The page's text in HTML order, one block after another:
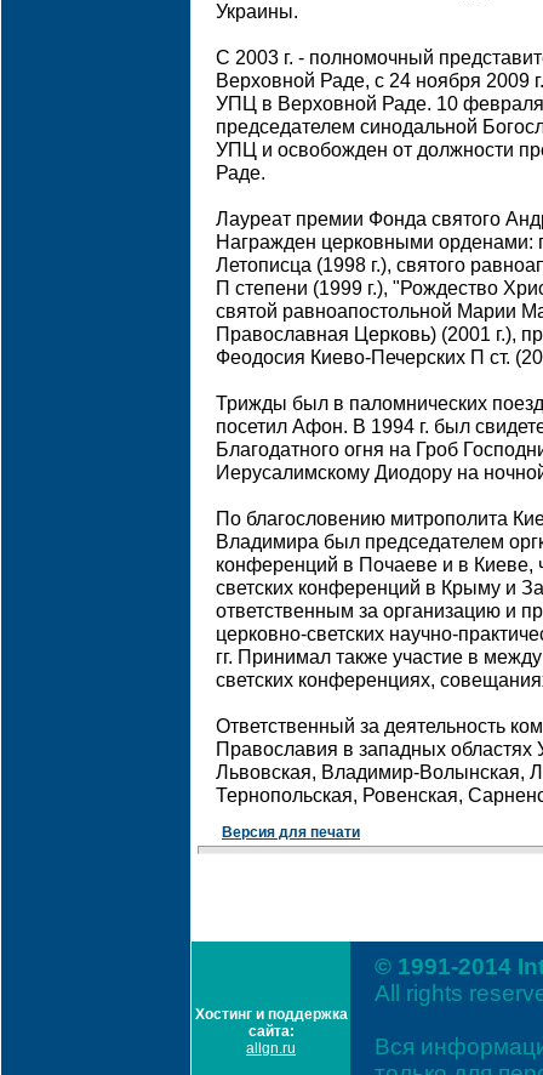
Украины.
С 2003 г. - полномочный
Верховной Раде, с 24 ноября 2009
УПЦ в Верховной Раде. 10 февраля
председателем синодальной
УПЦ и освобожден от должности
Раде.
Лауреат премии Фонда святого
Награжден церковными орденами:
Летописца (1998 г.), святого
П степени (1999 г.), "Рождество
святой равноапостольной Марии
Православная Церковь) (2001 г.),
Феодосия Киево-Печерских П ст.
Трижды был в паломнических
посетил Афон. В 1994 г. был
Благодатного огня на Гроб
Иерусалимскому Диодору на
По благословению митрополита
Владимира был председателем
конференций в Почаеве и в Киеве,
светских конференций в Крыму и
ответственным за организацию и
церковно-светских научно-
гг. Принимал также участие в
светских конференциях,
Ответственный за деятельность
Православия в западных областях
Львовская, Владимир-Волынская,
Тернопольская, Ровенская,
Версия для печати
Хостинг и поддержка
сайта:
allgn.ru
© 1991-2014
All rights
Вся